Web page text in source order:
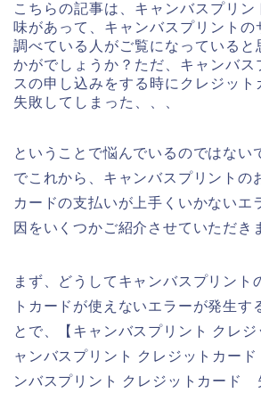
こちらの記事は、キャンバスプリン
味があって、キャンバスプリントの
調べている人がご覧になっていると
かがでしょうか？ただ、キャンバス
スの申し込みをする時にクレジット
失敗してしまった、、、
ということで悩んでいるのではない
でこれから、キャンバスプリントの
カードの支払いが上手くいかないエ
因をいくつかご紹介させていただき
まず、どうしてキャンバスプリント
トカードが使えないエラーが発生す
とで、【キャンバスプリント クレ
ャンバスプリント クレジットカー
ンバスプリント クレジットカード